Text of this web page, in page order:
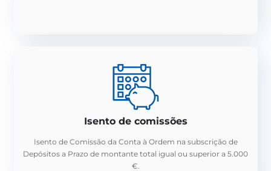
Isento de comissões
Isento de Comissão da Conta à Ordem na subscrição de
Depósitos a Prazo de montante total igual ou superior a 5.000
€.